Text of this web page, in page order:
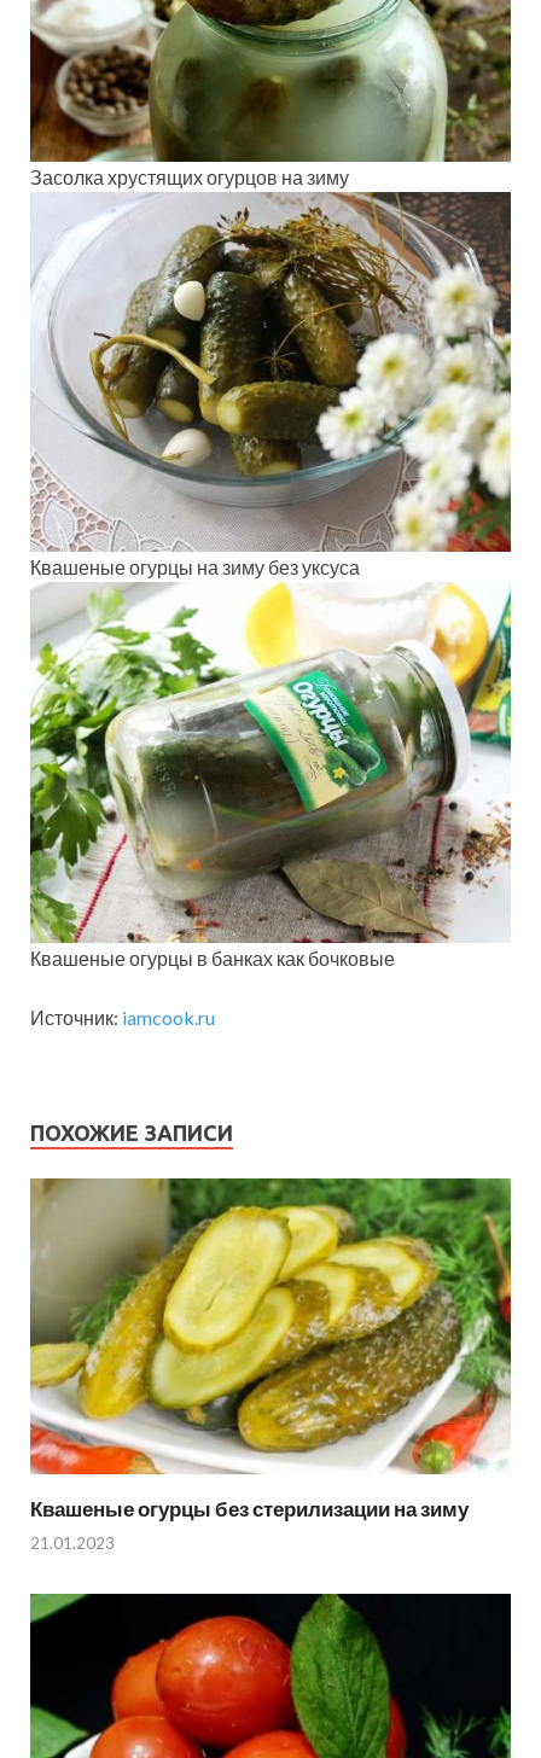
Засолка хрустящих огурцов на зиму
Квашеные огурцы на зиму без уксуса
Квашеные огурцы в банках как бочковые
Источник: iamcook.ru
ПОХОЖИЕ ЗАПИСИ
Квашеные огурцы без стерилизации на зиму
21.01.2023